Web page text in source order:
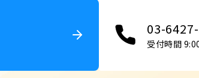
03-
受付時間